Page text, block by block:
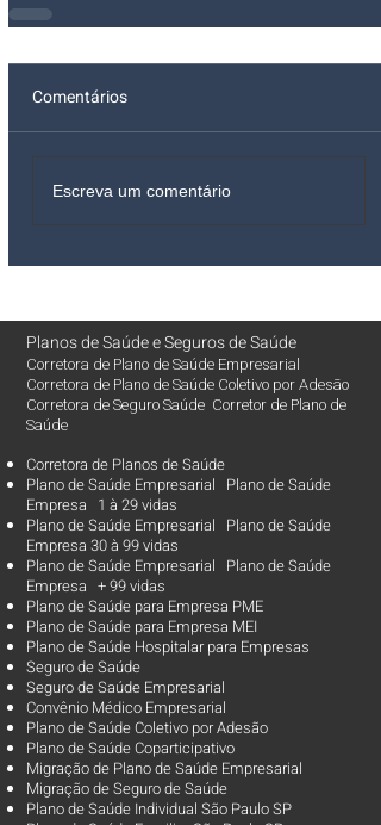
Comentários
Escreva um comentário
Planos de SaúdeeSeguros de Saúde
Corretora de Plano de Saúde Empresarial
Corretora de Plano de Saúde Coletivo por Adesão
Corretora de Seguro Saúde Corretor de Plano de
Saúde
Corretora de Planos de Saúde
Plano de Saúde Empresarial Plano de Saúde
Empresa 1 à 29 vidas
Plano de Saúde Empresarial Plano de Saúde
Empresa 30 à 99 vidas ​
Plano de Saúde Empresarial Plano de Saúde
Empresa + 99 vidas
Plano de Saúde para Empresa PME
Plano de Saúde para Empresa MEI
Plano de Saúde Hospitalar para Empresas
Seguro de Saúde
Seguro de Saúde Empresarial
Convênio Médico Empresarial
Plano de Saúde Coletivo por Adesão
Plano de Saúde Coparticipativo
Migração de Plano de Saúde Empresarial
Migração de Seguro de Saúde
Plano de Saúde Individual São Paulo SP